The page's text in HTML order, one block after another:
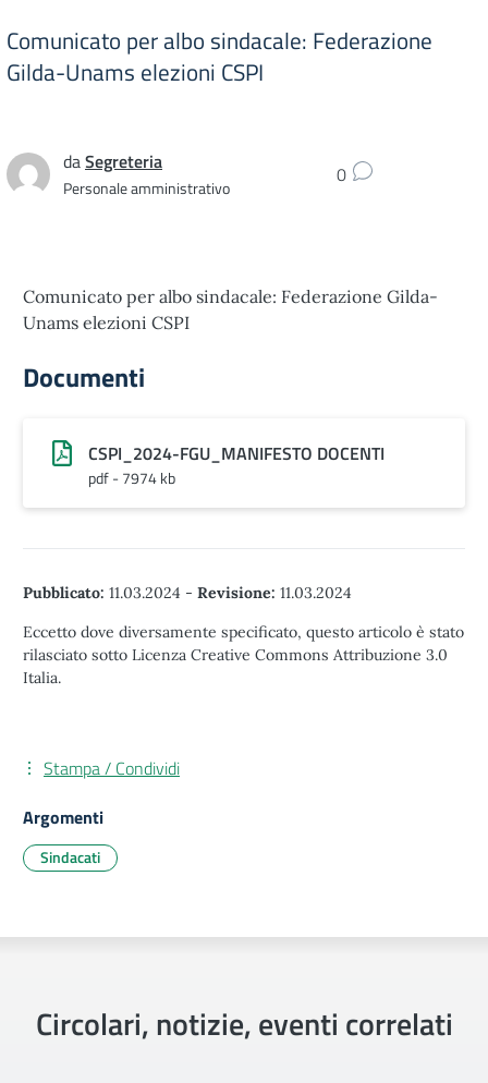
Comunicato per albo sindacale: Federazione
Gilda-Unams elezioni CSPI
daSegreteria
Personale amministrativo 0
Comunicato per albo sindacale: Federazione Gilda-
Unams elezioni CSPI
Documenti
CSPI_2024-FGU_MANIFESTO DOCENTI
pdf - 7974 kb
Pubblicato: 11.03.2024 - Revisione: 11.03.2024
Eccetto dove diversamente specificato, questo articolo è stato
rilasciato sotto Licenza Creative Commons Attribuzione 3.0
Italia.
Stampa / Condividi
Argomenti
Sindacati
Circolari, notizie, eventi correlati